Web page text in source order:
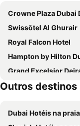
Crowne Plaza Dubai
Swissôtel Al Ghurair
Royal Falcon Hotel
Hampton by Hilton
Grand Excelsior
ibis Dubai Al Rigga
City Avenue Hotel
Outros
Dubai Hotéis na praia